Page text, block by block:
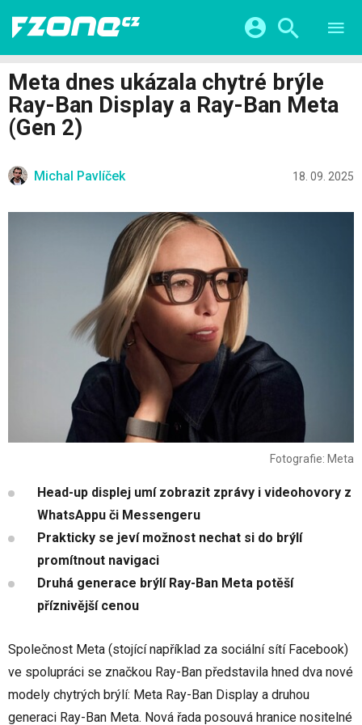
VIDEA
SERIÁLY
CHYTRÁ MĚSTA
ŽIVOT BUDOUCNOSTI
HRY A ZÁBAVA
Facebook Google
Meta dnes ukázala chytré brýle
Ray-Ban Display a Ray-Ban Meta
(Gen 2)
Michal Pavlíček 18. 09. 2025
Fotografie: Meta
Head-up displej umí zobrazit zprávy i videohovory z
WhatsAppu či Messengeru
Prakticky se jeví možnost nechat si do brýlí
promítnout navigaci
Druhá generace brýlí Ray-Ban Meta potěší
příznivější cenou
Společnost Meta (stojící například za sociální sítí Facebook)
ve spolupráci se značkou Ray-Ban představila hned dva nové
modely chytrých brýlí: Meta Ray-Ban Display a druhou
generaci Ray-Ban Meta. Nová řada posouvá hranice nositelné